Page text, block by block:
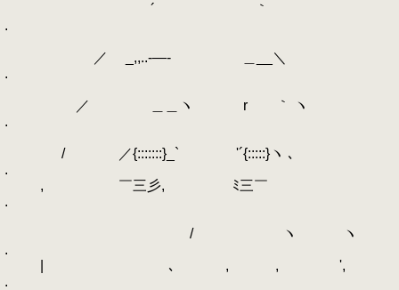
´ ｀
.
／ _,,..-―- ＿__＼
.
／ ＿＿ヽ r ｀ ヽ
.
/ ／{:::::::}_` '´{:::::}ヽ ､
.
, ￣三彡, ﾐ三￣
.
/ ヽ ヽ
.
| ､ , , ',
.